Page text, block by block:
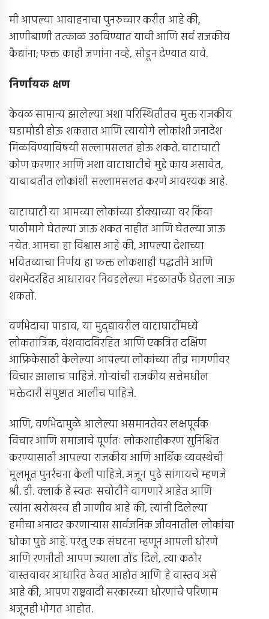
मी आपल्या आवाहनाचा पुनरुच्चार करीत आहे की,
आणीबाणी तत्काळ उठविण्यात यावी आणि सर्व राजकीय
कैद्यांना; फक्त काही जणांना नव्हे, सोडून देण्यात यावे.
निर्णायक क्षण
केवळ सामान्य झालेल्या अशा परिस्थितीतच मुक्त राजकीय
घडामोडी होऊ शकतात आणि त्यायोगे लोकांशी जनादेश
मिळविण्याविषयी सल्लामसलत होऊ शकते. वाटाघाटी
कोण करणार आणि अशा वाटाघाटीचे मुद्दे काय असावेत,
याबाबतीत लोकांशी सल्लामसलत करणे आवश्यक आहे.
वाटाघाटी या आमच्या लोकांच्या डोक्याच्या वर किंवा
पाठीमागे घेतल्या जाऊ शकत नाहीत आणि घेतल्या जाऊ
नयेत. आमचा हा विश्वास आहे की, आपल्या देशाच्या
भवितव्याचा निर्णय हा फक्त लोकशाही पद्धतीने आणि
वंशभेदरहित आधारावर निवडलेल्या मंडळातर्फे घेतला जाऊ
शकतो.
वर्णभेदाचा पाडाव, या मुद्द्यावरील वाटाघाटींमध्ये
लोकतांत्रिक, वंशवादविरहित आणि एकत्रित दक्षिण
आफ्रिकेसाठी केलेल्या आपल्या लोकांच्या तीव्र मागणीवर
विचार झालाच पाहिजे. गोर्‍यांची राजकीय सत्तेमधील
मक्तेदारी संपुष्टात आलीच पाहिजे.
आणि, वर्णभेदामुळे आलेल्या असमानतेवर लक्षपूर्वक
विचार आणि समाजाचे पूर्णतः लोकशाहीकरण सुनिश्चित
करण्यासाठी आपल्या राजकीय आणि आर्थिक व्यवस्थेची
मूलभूत पुनर्रचना केली पाहिजे. अजून पुढे सांगायचे म्हणजे
श्री. डी. क्लार्क हे स्वतः सचोटीने वागणारे आहेत आणि
त्यांना खरोखरच ही जाणीव आहे की, त्यांनी दिलेल्या
हमीचा अनादर करणार्‍यास सार्वजनिक जीवनातील लोकांचा
धोका पुढे आहे. परंतु एक संघटना म्हणून आपली धोरणे
आणि रणनीती आपण ज्याला तोंड दिले, त्या कठोर
वास्तवावर आधारित ठेवत आहोत आणि हे वास्तव असे
आहे की, आपण राष्ट्रवादी सरकारच्या धोरणांचे परिणाम
अजूनही भोगत आहोत.